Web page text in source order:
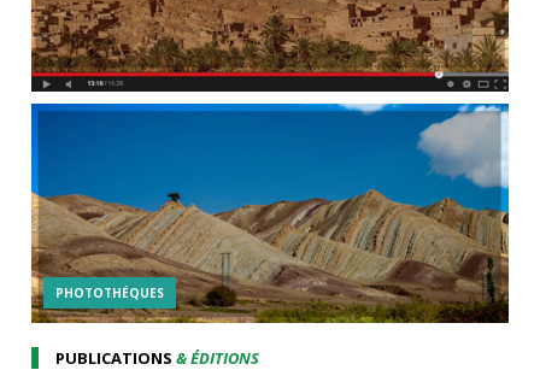
PHOTOTHÉQUES
PUBLICATIONS& ÉDITIONS